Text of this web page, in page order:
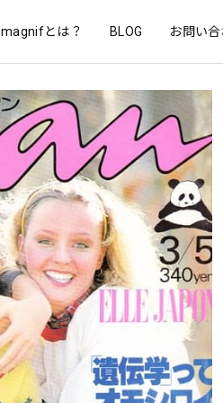
magnifとは？ BLOG お問い